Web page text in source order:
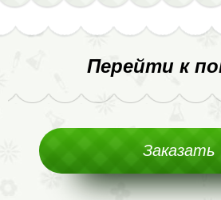
Перейти к
Заказать